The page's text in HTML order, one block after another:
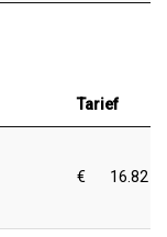
Tarief
€ 16.82